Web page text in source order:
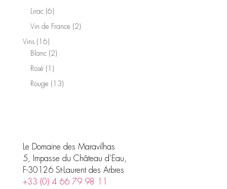
Lirac 66
produits
Vin de France 22
Vins 1616
produits
Blanc 22
Rosé
1
produit
Rouge 1313
Le Domaine des Maravilhas
5, Impasse du Château d’Eau,
F-30126 St-Laurent des Arbres
+33 (0) 4 66 79 98 11